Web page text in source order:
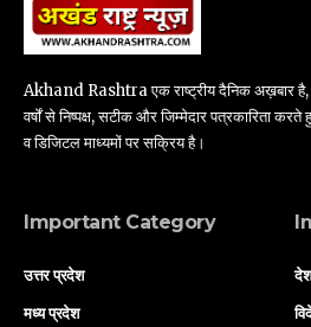
Akhand Rashtra एक राष्ट्रीय दैनिक अख़बार है,
वर्षों से निष्पक्ष, सटीक और जिम्मेदार पत्रकारिता करते
व डिजिटल माध्यमों पर सक्रिय है।
Important Category
उत्तर प्रदेश
मध्य प्रदेश
देश